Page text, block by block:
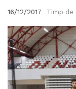
16/12/2017 Timp de